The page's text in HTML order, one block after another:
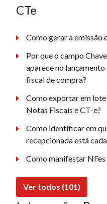
CTe
Como gerar a emissão
Por que o campo
aparece no
fiscal de compra?
Como exportar em
Notas Fiscais e CT-e?
Como identificar em
recepcionada está
Como manifestar
Ver todos (101)